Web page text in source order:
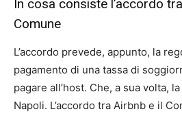
In cosa consiste l’accordo
Comune
L’accordo prevede, appunto, la
pagamento di una tassa di
pagare all’host. Che, a sua volta,
Napoli. L’accordo tra Airbnb e il